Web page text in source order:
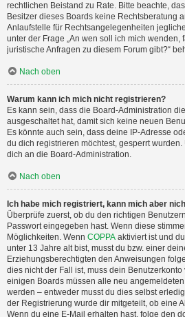
rechtlichen Beistand zu Rate. Bitte beachte,
Besitzer dieses Boards keine Rechtsberatung
Anlaufstelle für Rechtsangelegenheiten
unter der Frage „An wen soll ich mich wenden,
juristische Anfragen zu diesem Forum gibt?“
Nach oben
Warum kann ich mich nicht registrieren?
Es kann sein, dass die Board-Administration
ausgeschaltet hat, damit sich keine neuen
Es könnte auch sein, dass deine IP-Adresse
du dich registrieren möchtest, gesperrt
dich an die Board-Administration.
Nach oben
Ich habe mich registriert, kann mich aber
Überprüfe zuerst, ob du den richtigen
Passwort eingegeben hast. Wenn diese
Möglichkeiten. Wenn COPPA aktiviert ist und
unter 13 Jahre alt bist, musst du bzw. einer
Erziehungsberechtigten den Anweisungen
dies nicht der Fall ist, muss dein
einigen Boards müssen alle neu
werden – entweder musst du dies selbst
der Registrierung wurde dir mitgeteilt, ob eine
Wenn du eine E-Mail erhalten hast, folge den